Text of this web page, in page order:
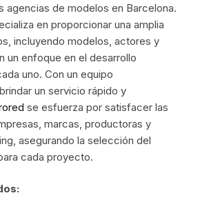
agencias de modelos en Barcelona.
en proporcionar una amplia
incluyendo modelos, actores y
un enfoque en el desarrollo
uno. Con un equipo
un servicio rápido y
se esfuerza por satisfacer las
marcas, productoras y
asegurando la selección del
cada proyecto.